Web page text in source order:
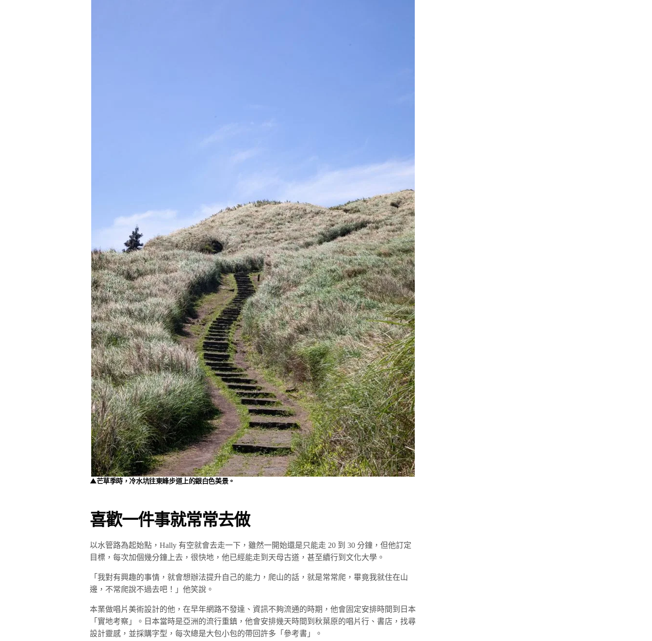
▲芒草季時，冷水坑往東峰步道上的銀白色美景。
喜歡一件事就常常去做
以水管路為起始點，Hally 有空就會去走一下，雖然一開始還是只能走 20 到 30 分鐘，但他訂定
目標，每次加個幾分鐘上去，很快地，他已經能走到天母古道，甚至續行到文化大學。
「我對有興趣的事情，就會想辦法提升自己的能力，爬山的話，就是常常爬，畢竟我就住在山
邊，不常爬說不過去吧！」他笑說。
本業做唱片美術設計的他，在早年網路不發達、資訊不夠流通的時期，他會固定安排時間到日本
「實地考察」。日本當時是亞洲的流行重鎮，他會安排幾天時間到秋葉原的唱片行、書店，找尋
設計靈感，並採購字型，每次總是大包小包的帶回許多「參考書」。